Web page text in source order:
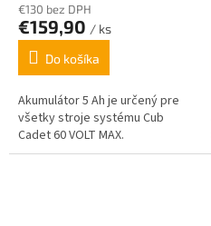
€130 bez DPH
€159,90 / ks
Do košíka
Akumulátor 5 Ah je určený pre
všetky stroje systému Cub
Cadet 60 VOLT MAX.